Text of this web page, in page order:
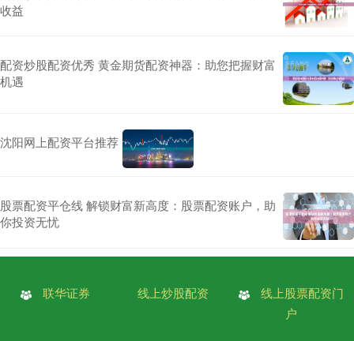
收益
配资炒股配资优秀 黄金期货配资神器：助您把握财富
机遇
沈阳网上配资平台推荐
股票配资平仓线 解锁财富新高度：股票配资账户，助
你投资无忧
联华证券 线上炒股配资
线上股票配资门
户